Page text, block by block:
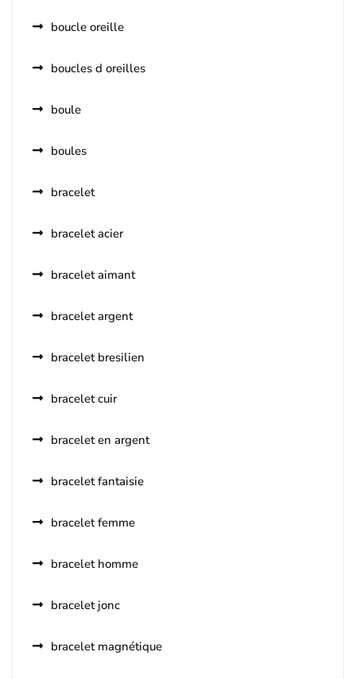
boucle oreille
boucles d oreilles
boule
boules
bracelet
bracelet acier
bracelet aimant
bracelet argent
bracelet bresilien
bracelet cuir
bracelet en argent
bracelet fantaisie
bracelet femme
bracelet homme
bracelet jonc
bracelet magnétique